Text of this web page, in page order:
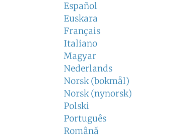
Español
Euskara
Français
Italiano
Magyar
Nederlands
Norsk (bokmål)
Norsk (nynorsk)
Polski
Português
Română